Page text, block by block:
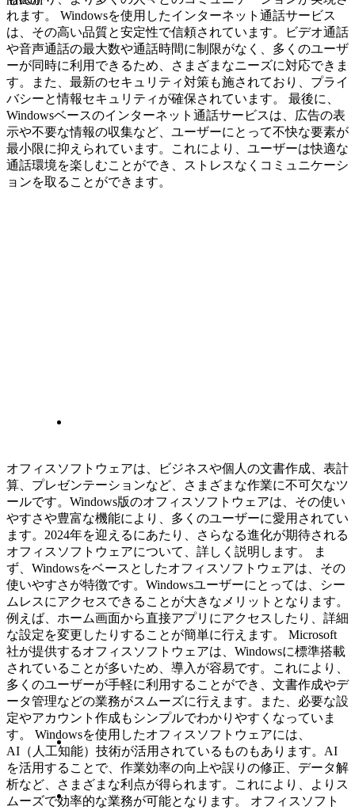
れます。 Windowsを使用したインターネット通話サービス
は、その高い品質と安定性で信頼されています。ビデオ通話
や音声通話の最大数や通話時間に制限がなく、多くのユーザ
ーが同時に利用できるため、さまざまなニーズに対応できま
す。また、最新のセキュリティ対策も施されており、プライ
バシーと情報セキュリティが確保されています。 最後に、
Windowsベースのインターネット通話サービスは、広告の表
示や不要な情報の収集など、ユーザーにとって不快な要素が
最小限に抑えられています。これにより、ユーザーは快適な
通話環境を楽しむことができ、ストレスなくコミュニケーシ
ョンを取ることができます。
オフィスソフトウェアは、ビジネスや個人の文書作成、表計
算、プレゼンテーションなど、さまざまな作業に不可欠なツ
ールです。Windows版のオフィスソフトウェアは、その使い
やすさや豊富な機能により、多くのユーザーに愛用されてい
ます。2024年を迎えるにあたり、さらなる進化が期待される
オフィスソフトウェアについて、詳しく説明します。 ま
ず、Windowsをベースとしたオフィスソフトウェアは、その
使いやすさが特徴です。Windowsユーザーにとっては、シー
ムレスにアクセスできることが大きなメリットとなります。
例えば、ホーム画面から直接アプリにアクセスしたり、詳細
な設定を変更したりすることが簡単に行えます。 Microsoft
社が提供するオフィスソフトウェアは、Windowsに標準搭載
されていることが多いため、導入が容易です。これにより、
多くのユーザーが手軽に利用することができ、文書作成やデ
ータ管理などの業務がスムーズに行えます。また、必要な設
定やアカウント作成もシンプルでわかりやすくなっていま
す。 Windowsを使用したオフィスソフトウェアには、
AI（人工知能）技術が活用されているものもあります。AI
を活用することで、作業効率の向上や誤りの修正、データ解
析など、さまざまな利点が得られます。これにより、よりス
ムーズで効率的な業務が可能となります。 オフィスソフト